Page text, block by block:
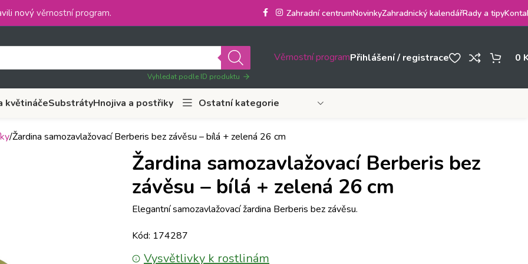
nový věrnostní program. Zahradní centrumNovinkyZahradnický kalendářRady a tipy
Vyhledat podle ID produktu
Věrnostní programPřihlášení / registrace 0
květináčeSubstrátyHnojiva a postřiky Ostatní kategorie
Žardina samozavlažovací Berberis bez závěsu – bílá + zelená 26 cm
Žardina samozavlažovací Berberis bez
závěsu – bílá + zelená 26 cm
Elegantní samozavlažovací žardina Berberis bez závěsu.
Kód: 174287
Vysvětlivky k rostlinám